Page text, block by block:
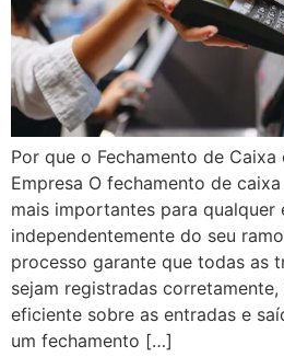
Por que o Fechamento de Caixa
Empresa O fechamento de
mais importantes para qualquer
independentemente do seu
processo garante que todas as
sejam registradas
eficiente sobre as entradas e
um fechamento […]